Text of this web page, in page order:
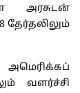
அரசுடன்
தேர்தலிலும்
வளர்ச்சி